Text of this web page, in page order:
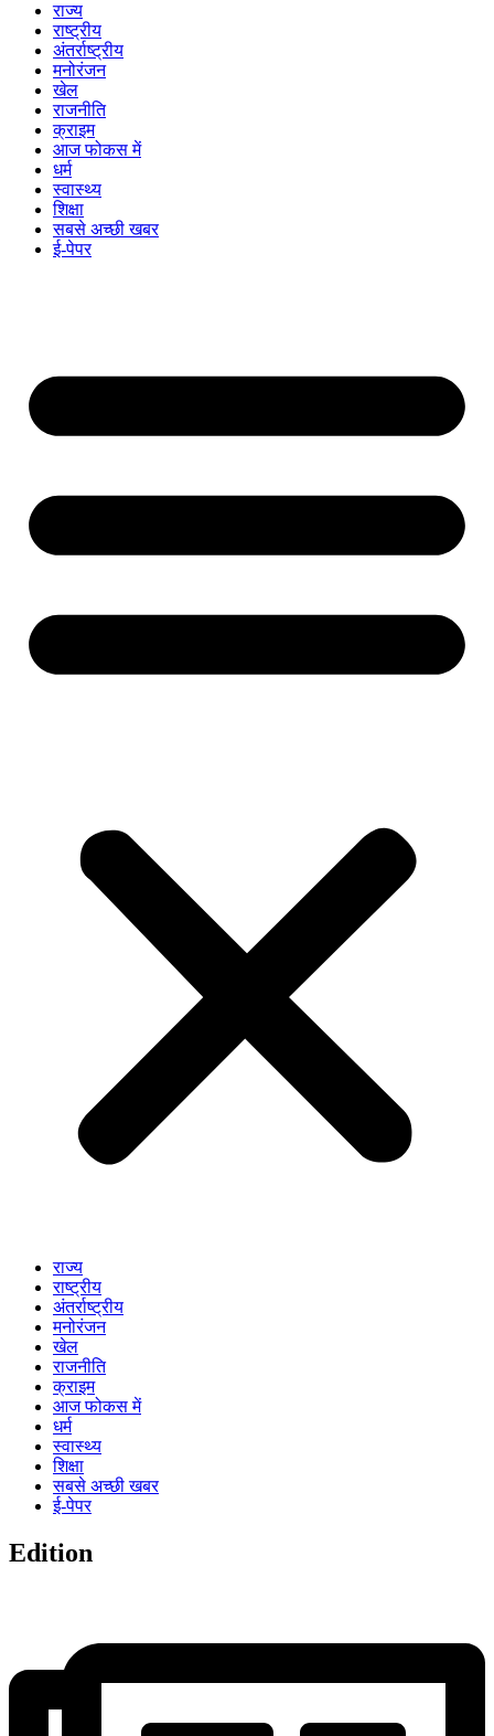
राज्य
राष्ट्रीय
अंतर्राष्ट्रीय
मनोरंजन
खेल
राजनीति
क्राइम
आज फोकस में
धर्म
स्वास्थ्य
शिक्षा
सबसे अच्छी खबर
ई-पेपर
राज्य
राष्ट्रीय
अंतर्राष्ट्रीय
मनोरंजन
खेल
राजनीति
क्राइम
आज फोकस में
धर्म
स्वास्थ्य
शिक्षा
सबसे अच्छी खबर
ई-पेपर
Edition